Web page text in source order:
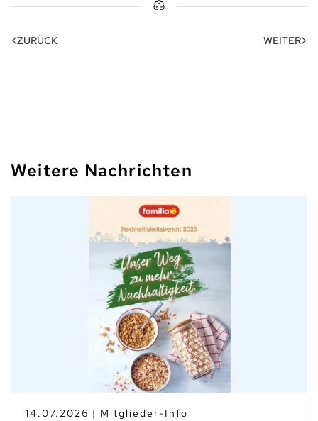
ZURÜCK WEITER
Weitere Nachrichten
14.07.2026 | Mitglieder-Info